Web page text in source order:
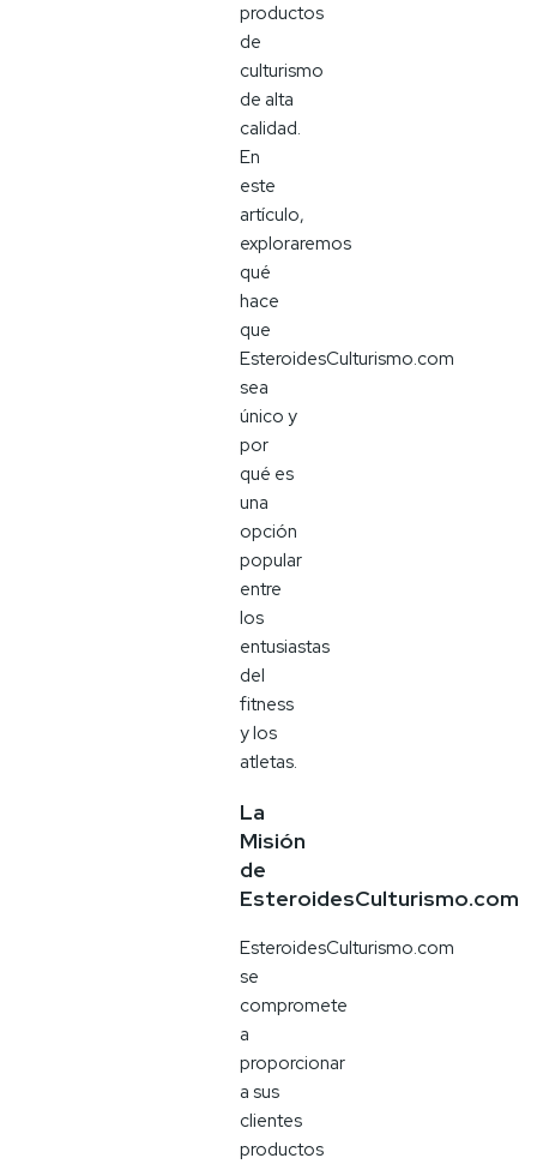
productos
de
culturismo
de alta
calidad.
En
este
artículo,
exploraremos
qué
hace
que
EsteroidesCulturismo.com
sea
único y
por
qué es
una
opción
popular
entre
los
entusiastas
del
fitness
y los
atletas.
La
Misión
de
EsteroidesCulturismo.com
EsteroidesCulturismo.com
se
compromete
a
proporcionar
a sus
clientes
productos